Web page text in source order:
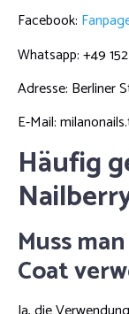
Facebook:
Whatsapp: +49
Adresse: Berliner
E-Mail:
Häufig
Muss
Coat